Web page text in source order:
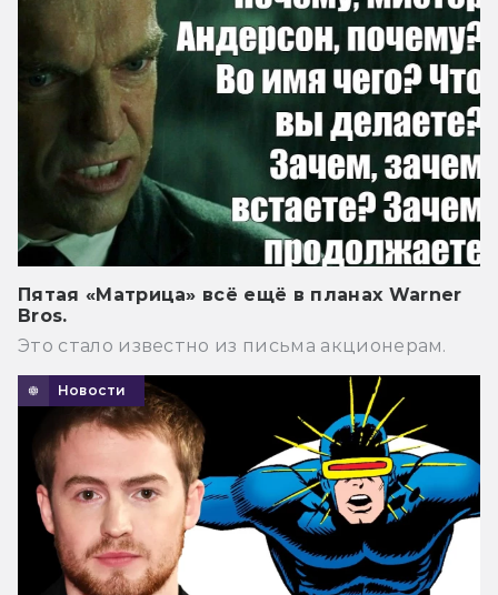
Пятая «Матрица» всё ещё в планах Warner
Bros.
Это стало известно из письма акционерам.
Новости